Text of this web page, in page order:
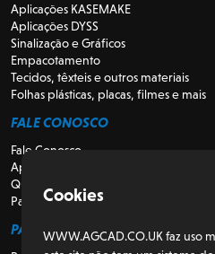
Aplicações KASEMAKE
Aplicações DYSS
Sinalização e Gráficos
Empacotamento
Tecidos, têxteis e outros materiais
Folhas plásticas, placas, filmes e mais
FALE CONOSCO
Fale Conosco
Apoio
Quem somos
Para Revendedores
PARA CLIENTES
Cookies
WWW.AGCAD.CO.UK faz uso